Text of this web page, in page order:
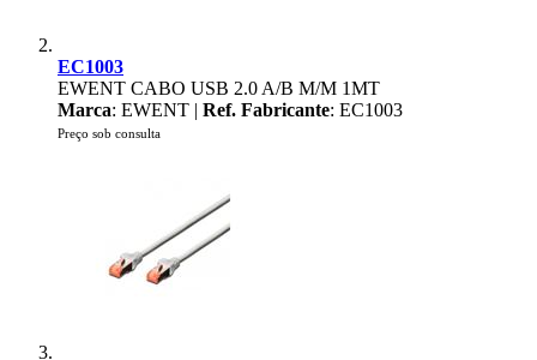
EC1003
EWENT CABO USB 2.0 A/B M/M 1MT
Marca: EWENT | Ref. Fabricante: EC1003
Preço sob consulta